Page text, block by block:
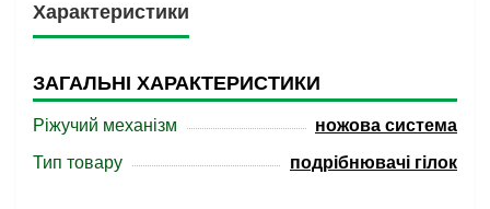
Характеристики
ЗАГАЛЬНІ ХАРАКТЕРИСТИКИ
Ріжучий механізм
ножова система
Тип товару
подрібнювачі гілок